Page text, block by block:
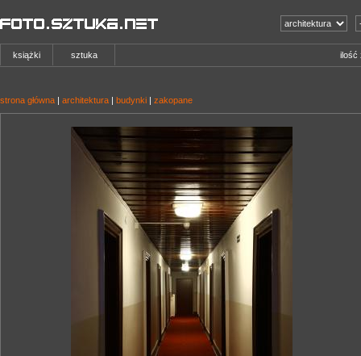
książki sztuka ilość
strona główna | architektura | budynki | zakopane